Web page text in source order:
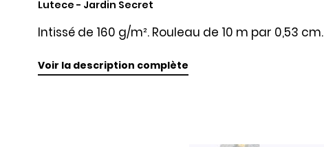
Lutece - Jardin Secret
Intissé de 160 g/m². Rouleau de 10 m par 0,53 cm.
Voir la description complète